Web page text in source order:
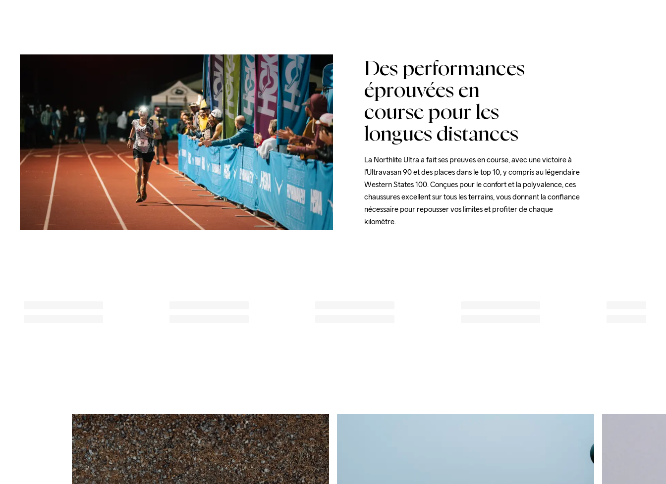
Des performances
éprouvées en
course pour les
longues distances
La Northlite Ultra a fait ses preuves en course, avec une victoire à
l'Ultravasan 90 et des places dans le top 10, y compris au légendaire
Western States 100. Conçues pour le confort et la polyvalence, ces
chaussures excellent sur tous les terrains, vous donnant la confiance
nécessaire pour repousser vos limites et profiter de chaque
kilomètre.